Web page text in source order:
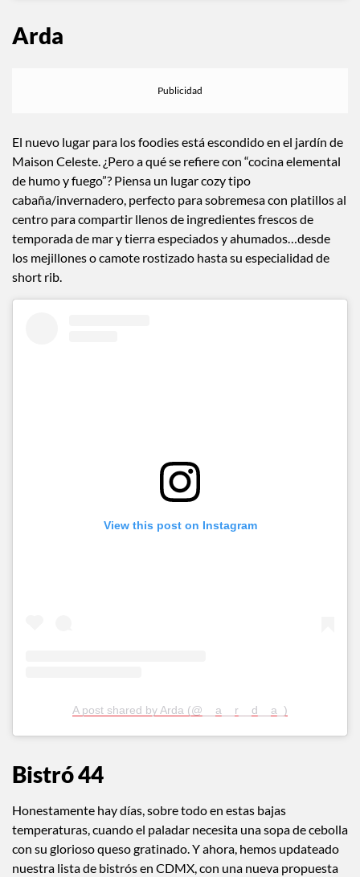
Arda
El nuevo lugar para los foodies está escondido en el jardín de
Maison Celeste. ¿Pero a qué se refiere con “cocina elemental
de humo y fuego”? Piensa un lugar cozy tipo
cabaña/invernadero, perfecto para sobremesa con platillos al
centro para compartir llenos de ingredientes frescos de
temporada de mar y tierra especiados y ahumados…desde
los mejillones o camote rostizado hasta su especialidad de
short rib.
View this post on Instagram
A post shared by Arda (@__a__r__d__a_)
Bistró 44
Honestamente hay días, sobre todo en estas bajas
temperaturas, cuando el paladar necesita una sopa de cebolla
con su glorioso queso gratinado. Y ahora, hemos updateado
nuestra lista de bistrós en CDMX, con una nueva propuesta